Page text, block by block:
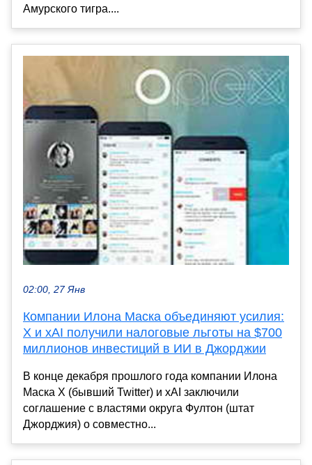
Амурского тигра....
02:00, 27 Янв
Компании Илона Маска объединяют усилия:
X и xAI получили налоговые льготы на $700
миллионов инвестиций в ИИ в Джорджии
В конце декабря прошлого года компании Илона
Маска X (бывший Twitter) и xAI заключили
соглашение с властями округа Фултон (штат
Джорджия) о совместно...